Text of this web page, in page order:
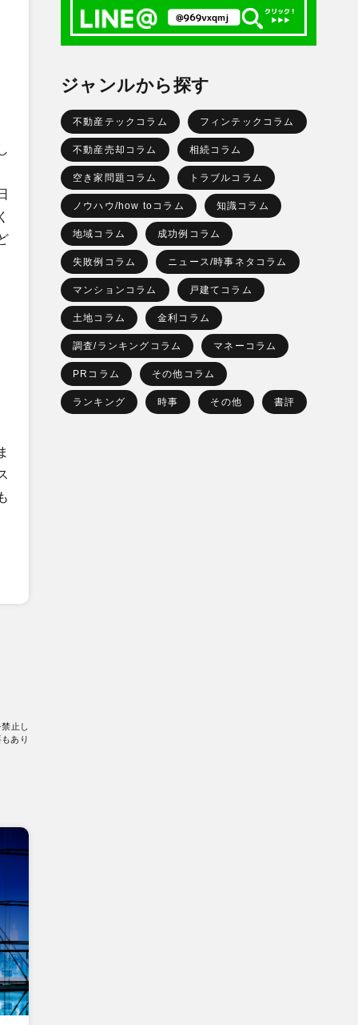
止し
あり
ジャンルから探す
不動産テックコラム フィンテックコラム
不動産売却コラム 相続コラム
空き家問題コラム トラブルコラム
ノウハウ/how toコラム 知識コラム
地域コラム 成功例コラム
失敗例コラム ニュース/時事ネタコラム
マンションコラム 戸建てコラム
土地コラム 金利コラム
調査/ランキングコラム マネーコラム
PRコラム その他コラム
ランキング 時事 その他 書評